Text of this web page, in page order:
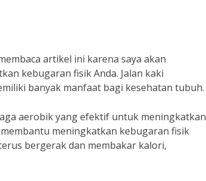
artikel ini karena saya akan
kebugaran fisik Anda. Jalan kaki
banyak manfaat bagi kesehatan tubuh.
aerobik yang efektif untuk meningkatkan
meningkatkan kebugaran fisik
bergerak dan membakar kalori,